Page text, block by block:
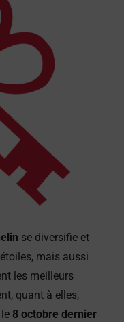
se diversifie et
mais aussi
les meilleurs
quant à elles,
8 octobre dernier